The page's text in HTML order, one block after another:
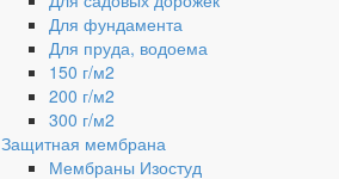
Для фундамента
Для пруда, водоема
150 г/м2
200 г/м2
300 г/м2
Защитная мембрана
Мембраны Изостуд